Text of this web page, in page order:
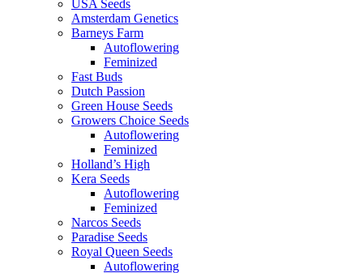
USA Seeds
Amsterdam Genetics
Barneys Farm
Autoflowering
Feminized
Fast Buds
Dutch Passion
Green House Seeds
Growers Choice Seeds
Autoflowering
Feminized
Holland’s High
Kera Seeds
Autoflowering
Feminized
Narcos Seeds
Paradise Seeds
Royal Queen Seeds
Autoflowering